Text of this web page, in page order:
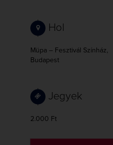
Hol
Müpa – Fesztivál Színház,
Budapest
Jegyek
2.000 Ft